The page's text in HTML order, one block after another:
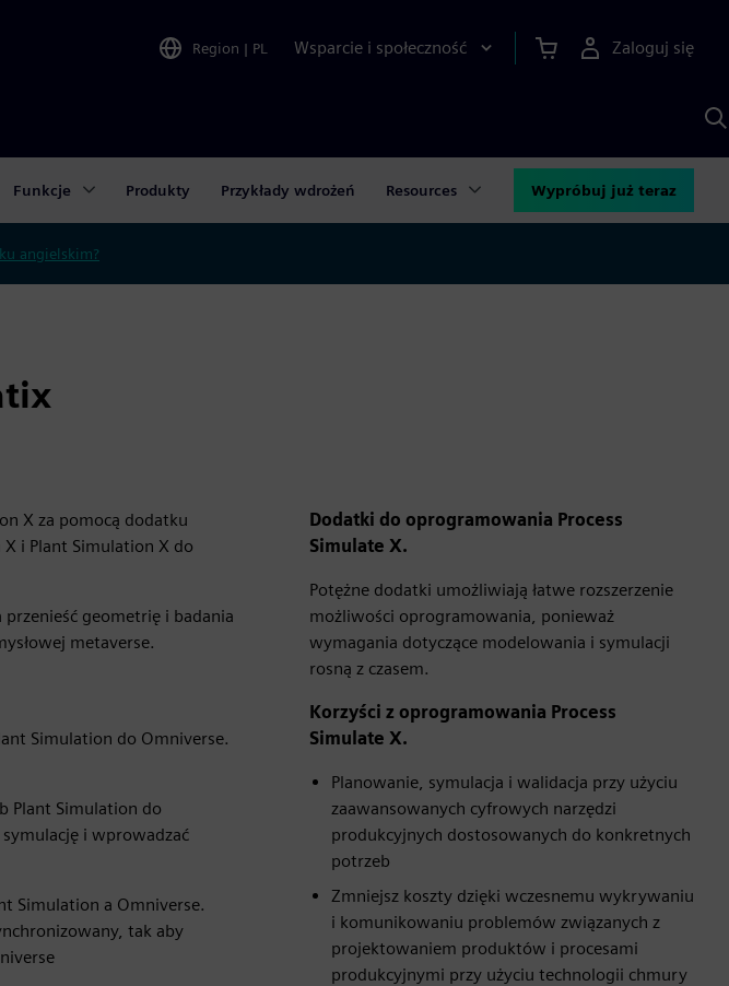
Region | PL Wsparcie i społeczność Zaloguj się
Funkcje Produkty Przykłady wdrożeń Resources Wypróbuj już teraz
angielskim?
X za pomocą dodatku
i Plant Simulation X do
geometrię i badania
metaverse.
Simulation do Omniverse.
Plant Simulation do
i wprowadzać
Simulation a Omniverse.
tak aby
Dodatki do oprogramowania Process
Simulate X.
Potężne dodatki umożliwiają łatwe rozszerzenie
możliwości oprogramowania, ponieważ
wymagania dotyczące modelowania i symulacji
rosną z czasem.
Korzyści z oprogramowania Process
Simulate X.
Planowanie, symulacja i walidacja przy użyciu
zaawansowanych cyfrowych narzędzi
produkcyjnych dostosowanych do konkretnych
potrzeb
Zmniejsz koszty dzięki wczesnemu wykrywaniu
i komunikowaniu problemów związanych z
projektowaniem produktów i procesami
produkcyjnymi przy użyciu technologii chmury